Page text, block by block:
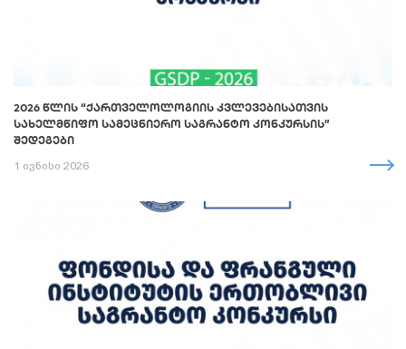
2026 ᲬᲚᲘᲡ “ᲥᲐᲠᲗᲕᲔᲚᲝᲚᲝᲒᲘᲘᲡ ᲙᲕᲚᲔᲕᲔᲑᲘᲡᲐᲗᲕᲘᲡ
ᲡᲐᲮᲔᲚᲛᲬᲘᲤᲝ ᲡᲐᲛᲔᲪᲜᲘᲔᲠᲝ ᲡᲐᲒᲠᲐᲜᲢᲝ ᲙᲝᲜᲙᲣᲠᲡᲘᲡ”
ᲨᲔᲓᲔᲒᲔᲑᲘ
1 ივნისი 2026